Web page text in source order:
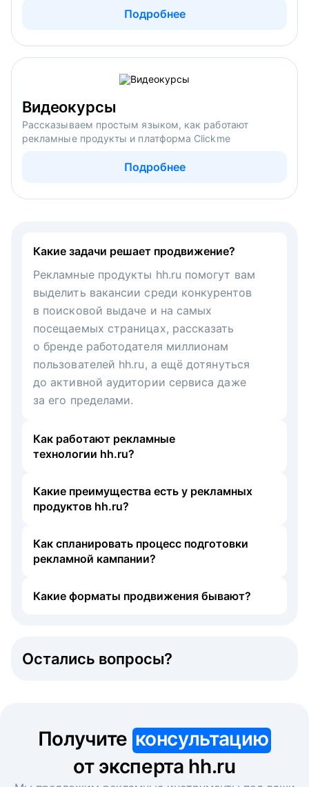
Подробнее
Видеокурсы
Рассказываем простым языком, как работают
рекламные продукты и платформа Clickme
Подробнее
Какие задачи решает продвижение?
Рекламные продукты hh.ru помогут вам
выделить вакансии среди конкурентов
в поисковой выдаче и на самых
посещаемых страницах, рассказать
о бренде работодателя миллионам
пользователей hh.ru, а ещё дотянуться
до активной аудитории сервиса даже
за его пределами.
Как работают рекламные
технологии hh.ru?
Какие преимущества есть у рекламных
продуктов hh.ru?
Как спланировать процесс подготовки
рекламной кампании?
Какие форматы продвижения бывают?
Остались вопросы?
Получите консультацию
от эксперта hh.ru